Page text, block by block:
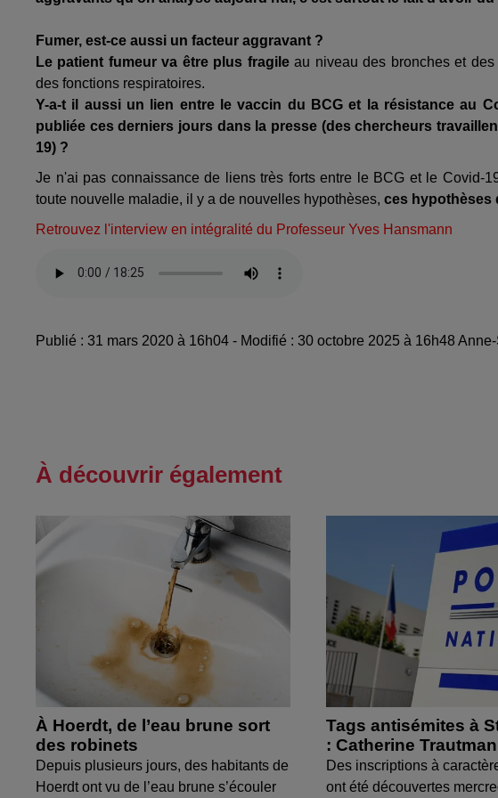
Fumer, est-ce aussi un facteur aggravant ?
Le patient fumeur va être plus fragileau niveau des bronches et des
des fonctions respiratoires.
Y-a-t il aussi un lien entre le vaccin du BCG et la résistance au
publiée ces derniers jours dans la presse (des chercheurs
19) ?
Je n'ai pas connaissance de liens très forts entre le BCG et le Covid-
toute nouvelle maladie, il y a de nouvelles hypothèses, ces hypothèses
Retrouvez l'interview en intégralité du Professeur Yves Hansmann
Publié : 31 mars 2020 à 16h04 - Modifié : 30 octobre 2025 à 16h48
À découvrir également
À Hoerdt, de l’eau brune sort
des robinets
Depuis plusieurs jours, des habitants de
Hoerdt ont vu de l’eau brune s’écouler
Tags antisémites à
: Catherine
Des inscriptions à
ont été découvertes